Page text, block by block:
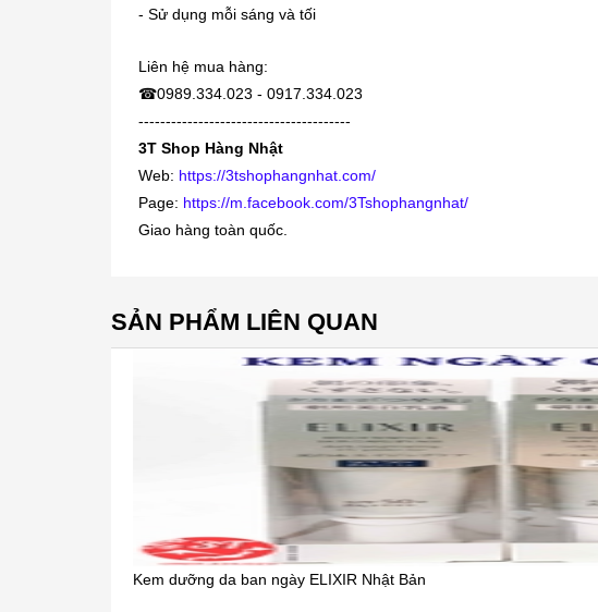
- Sử dụng mỗi sáng và tối
Liên hệ mua hàng:
☎0989.334.023 - 0917.334.023
---------------------------------------
3T Shop Hàng Nhật
Web: https://3tshophangnhat.com/
Page: https://m.facebook.com/3Tshophangnhat/
Giao hàng toàn quốc.
SẢN PHẨM LIÊN QUAN
Kem dưỡng da ban ngày ELIXIR Nhật Bản